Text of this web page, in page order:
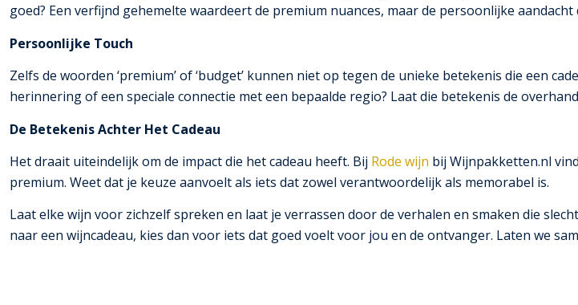
goed? Een verfijnd gehemelte waardeert de premium nuances, maar de persoonlijke
Persoonlijke Touch
Zelfs de woorden ‘premium’ of ‘budget’ kunnen niet op tegen de unieke betekenis die een
herinnering of een speciale connectie met een bepaalde regio? Laat die betekenis de
De Betekenis Achter Het Cadeau
Het draait uiteindelijk om de impact die het cadeau heeft. Bij Rode wijn bij Wijnpakketten.nl
premium. Weet dat je keuze aanvoelt als iets dat zowel verantwoordelijk als memorabel is.
Laat elke wijn voor zichzelf spreken en laat je verrassen door de verhalen en smaken die
naar een wijncadeau, kies dan voor iets dat goed voelt voor jou en de ontvanger. Laten we